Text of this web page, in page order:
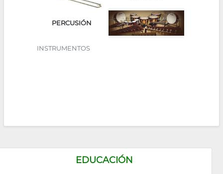
EDUCACIÓN
INSTRUMENTOS
PERCUSIÓN